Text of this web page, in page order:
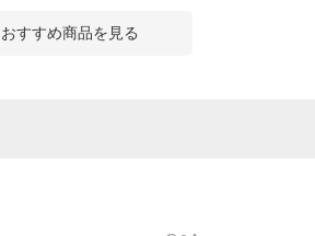
おすすめ商品を見る